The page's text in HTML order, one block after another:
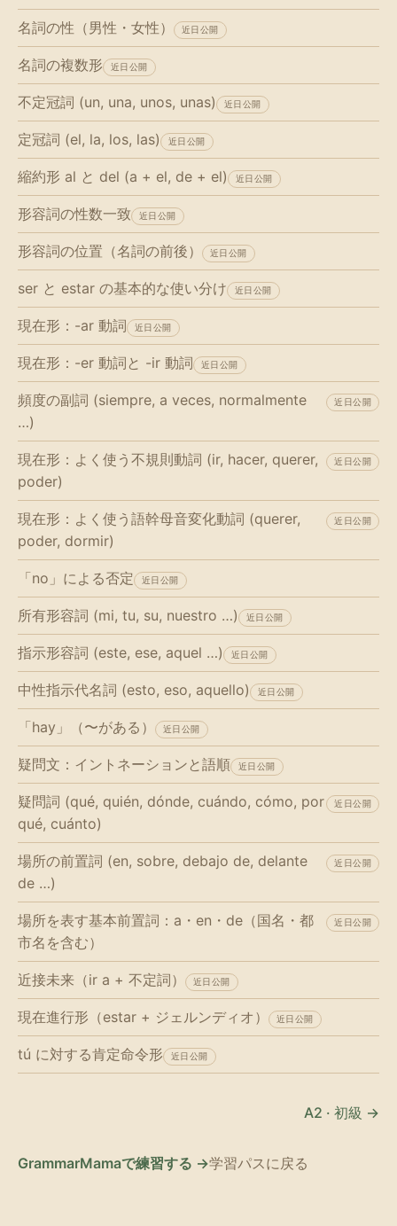
名詞の性（男性・女性） 近日公開
名詞の複数形 近日公開
不定冠詞 (un, una, unos, unas) 近日公開
定冠詞 (el, la, los, las) 近日公開
縮約形 al と del (a + el, de + el) 近日公開
形容詞の性数一致 近日公開
形容詞の位置（名詞の前後） 近日公開
ser と estar の基本的な使い分け 近日公開
現在形：-ar 動詞 近日公開
現在形：-er 動詞と -ir 動詞 近日公開
頻度の副詞 (siempre, a veces, normalmente
…)
近日公開
現在形：よく使う不規則動詞 (ir, hacer, querer,
poder)
近日公開
現在形：よく使う語幹母音変化動詞 (querer,
poder, dormir)
近日公開
「no」による否定 近日公開
所有形容詞 (mi, tu, su, nuestro …) 近日公開
指示形容詞 (este, ese, aquel …) 近日公開
中性指示代名詞 (esto, eso, aquello) 近日公開
「hay」（〜がある） 近日公開
疑問文：イントネーションと語順 近日公開
疑問詞 (qué, quién, dónde, cuándo, cómo, por
qué, cuánto)
近日公開
場所の前置詞 (en, sobre, debajo de, delante
de …)
近日公開
場所を表す基本前置詞：a・en・de（国名・都
市名を含む）
近日公開
近接未来（ir a + 不定詞） 近日公開
現在進行形（estar + ジェルンディオ） 近日公開
tú に対する肯定命令形 近日公開
A2 · 初級 →
GrammarMamaで練習する →学習パスに戻る